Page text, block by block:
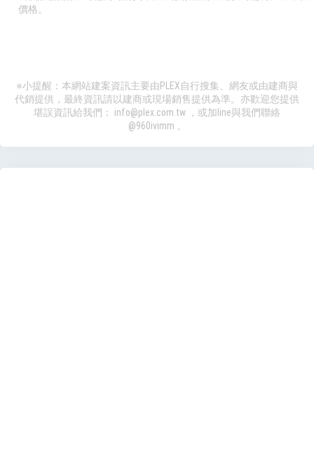
價格。
※小提醒：本網站建案資訊主要由PLEX自行搜集、網友或由建商與
代銷提供，最終資訊請以建商或現場銷售提供為準。亦歡迎您提供
堪誤資訊給我們： info@plex.com.tw ，或加line與我們聯絡
@960ivimm 。